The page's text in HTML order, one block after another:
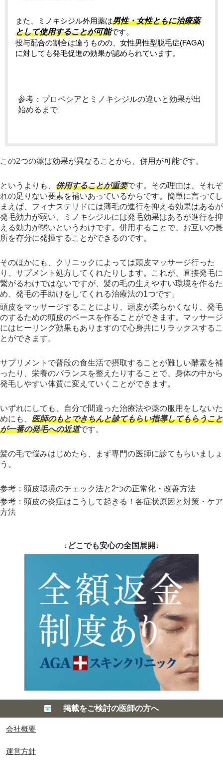
また、ミノキシジル外用薬は男性・女性ともに治療薬
として使用することが可能です。
投与配合の割合は違うものの、女性男性型脱毛症(FAGA)
に対しても発毛促進の効果が認められています。
参考：プロペシアとミノキシジルの違いと効果が出
始めるまで
この2つの薬は効果が異なることから、併用が可能です。
というよりも、 併用することが重要です。その理由は、それぞ
れの足りない要素を補いあっているからです。簡単に言ってし
まえば、フィナステリドには薄毛の進行を抑える効果はあるが
発毛効力が弱い、ミノキシジルには発毛効果はあるが進行を抑
える効力が弱いというわけです。併用することで、お互いの長
所を存分に発揮することができるのです。
そのほかにも、クリニックによっては頭皮マッサージ行った
り、サプメント処方してくれたりします。これが、直接発毛に
繋がるわけではないですが、髪の毛の生えやすい環境を作るた
め、発毛の手助けをしてくれる治療法の1つです。
頭皮をマッサージすることにより、頭皮が柔らかくなり、発毛
のするための頭皮のベースを作ることができます。マッサージ
にはヒーリング効果もありますので心身共にリラックスするこ
とができます。
サプリメントで普段の食生活で摂取することが難しい酵素を補
ったり、栄養のバランスを整えたりすることで、身体の中から
発毛しやすい体質に変えていくことができます。
いずれにしても、自分で間違った治療法や薬の服用をしないた
めにも、 医師のもとできちんと診てもらい指導してもらうこと
が一番の発毛への近道です。
髪の毛で悩みはじめたら、まず専門の医師に診てもらいましょ
う。
参考：頭皮環境のチェック法と2つの正常化・改善方法
参考：頭皮の炎症はこうして起きる！各症状原因と対策・ケア
方法
↓どこでも安心の全国展開↓
掲載をご検討の医師の方へ
会社概要
運営方針